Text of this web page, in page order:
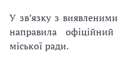
У зв’язку з
направила
міської ради.